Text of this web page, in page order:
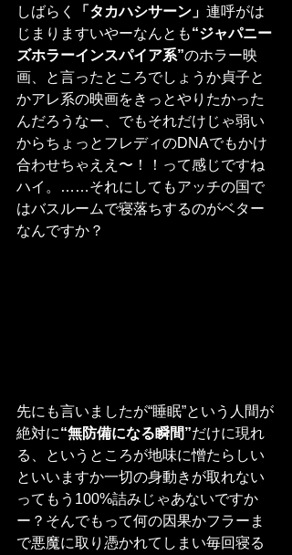
しばらく 「タカハシサーン」 連呼がは
じまりますいやーなんとも“ジャパニー
ズホラーインスパイア系”のホラー映
画、と言ったところでしょうか貞子と
かアレ系の映画をきっとやりたかった
んだろうなー、でもそれだけじゃ弱い
からちょっとフレディのDNAでもかけ
合わせちゃええ〜！！って感じですね
ハイ。……それにしてもアッチの国で
はバスルームで寝落ちするのがベター
なんですか？
先にも言いましたが“睡眠”という人間が
絶対に“無防備になる瞬間”だけに現れ
る、というところが地味に憎たらしい
といいますか一切の身動きが取れない
ってもう100%詰みじゃあないですか
ー？そんでもって何の因果かフラーま
で悪魔に取り憑かれてしまい毎回寝る